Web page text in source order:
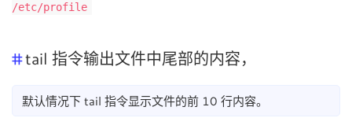
/etc/profile
tail 指令输出文件中尾部的内容，
默认情况下 tail 指令显示文件的前 10 行内容。